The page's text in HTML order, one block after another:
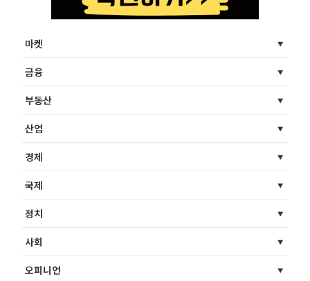
마켓
금융
부동산
산업
경제
국제
정치
사회
오피니언